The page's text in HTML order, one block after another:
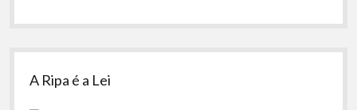
A Ripa é a Lei